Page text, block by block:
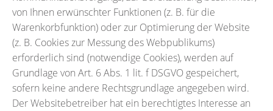
von Ihnen erwünschter Funktionen (z. B. für die
Warenkorbfunktion) oder zur Optimierung der Website
(z. B. Cookies zur Messung des Webpublikums)
erforderlich sind (notwendige Cookies), werden auf
Grundlage von Art. 6 Abs. 1 lit. f DSGVO gespeichert,
sofern keine andere Rechtsgrundlage angegeben wird.
Der Websitebetreiber hat ein berechtigtes Interesse an